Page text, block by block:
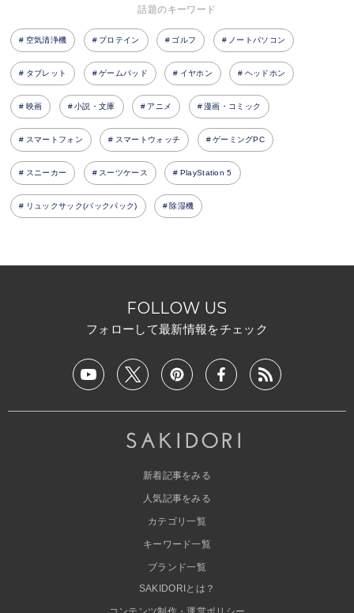
話題のキーワード
空気清浄機 プロテイン ゴルフ ノートパソコン
タブレット ゲームパッド イヤホン ヘッドホン
映画 小説・文庫 アニメ 漫画・コミック
スマートフォン スマートウォッチ ゲーミングPC
スニーカー スーツケース PlayStation 5
リュックサック(バックパック) 除湿機
FOLLOW US
フォローして最新情報をチェック
新着記事をみる
人気記事をみる
カテゴリ一覧
キーワード一覧
ブランド一覧
SAKIDORIとは？